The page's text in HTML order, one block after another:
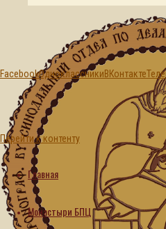
FacebookОдноклассникиВКонтакте
Перейти к контенту
Главная
Монастыри БПЦ